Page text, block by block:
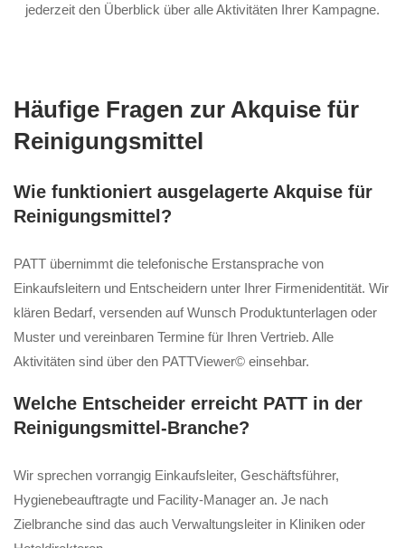
jederzeit den Überblick über alle Aktivitäten Ihrer Kampagne.
Häufige Fragen zur Akquise für
Reinigungsmittel
Wie funktioniert ausgelagerte Akquise für
Reinigungsmittel?
PATT übernimmt die telefonische Erstansprache von
Einkaufsleitern und Entscheidern unter Ihrer Firmenidentität. Wir
klären Bedarf, versenden auf Wunsch Produktunterlagen oder
Muster und vereinbaren Termine für Ihren Vertrieb. Alle
Aktivitäten sind über den PATTViewer© einsehbar.
Welche Entscheider erreicht PATT in der
Reinigungsmittel-Branche?
Wir sprechen vorrangig Einkaufsleiter, Geschäftsführer,
Hygienebeauftragte und Facility-Manager an. Je nach
Zielbranche sind das auch Verwaltungsleiter in Kliniken oder